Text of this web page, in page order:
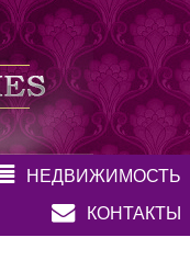
НЕДВИЖИМОСТЬ
КОНТАКТЫ